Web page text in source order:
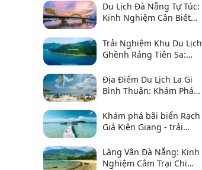
Du Lịch Đà Nẵng Tự Túc:
Kinh Nghiệm Cần Biết
Vời
Trải Nghiệm Khu Du Lịch
Ghềnh Ráng Tiên Sa:
Qua
Địa Điểm Du Lịch La Gi
Bình Thuận: Khám Phá 6
2026
Khám phá bãi biển Rạch
Giá Kiên Giang - trải
Làng Vân Đà Nẵng: Kinh
Nghiệm Cắm Trại Chi